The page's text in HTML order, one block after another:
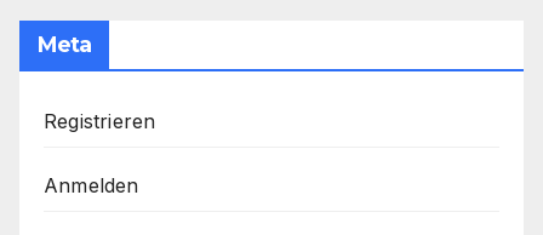
Meta
Registrieren
Anmelden